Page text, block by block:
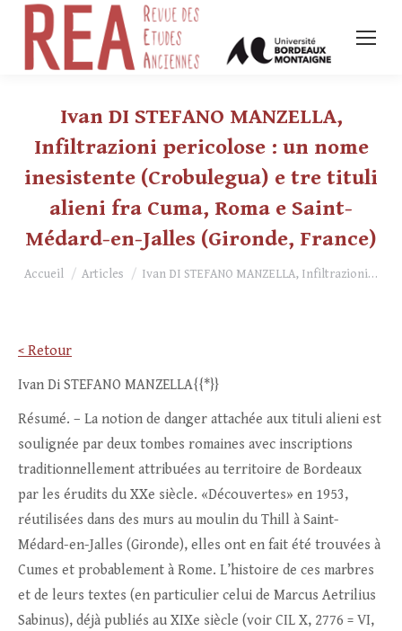
Ivan DI STEFANO MANZELLA,
Infiltrazioni pericolose : un nome
inesistente (Crobulegua) e tre tituli
alieni fra Cuma, Roma e Saint-
Médard-en-Jalles (Gironde, France)
Vous êtes ici :
Accueil Articles Ivan DI STEFANO MANZELLA, Infiltrazioni…
< Retour
Ivan Di STEFANO MANZELLA{{*}}
Résumé. – La notion de danger attachée aux tituli alieni est
soulignée par deux tombes romaines avec inscriptions
traditionnellement attribuées au territoire de Bordeaux
par les érudits du XXe siècle. «Découvertes» en 1953,
réutilisées dans des murs au moulin du Thill à Saint-
Médard-en-Jalles (Gironde), elles ont en fait été trouvées à
Cumes et probablement à Rome. L’histoire de ces marbres
et de leurs textes (en particulier celui de Marcus Aetrilius
Sabinus), déjà publiés au XIXe siècle (voir CIL X, 2776 = VI,